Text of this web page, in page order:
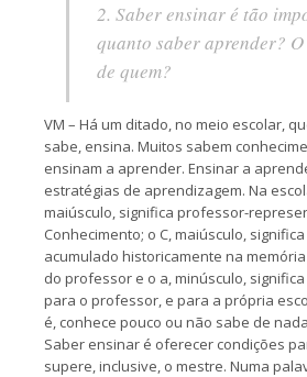
2. Saber ensinar é tão
quanto saber aprender? O
de quem?
VM – Há um ditado, no meio escolar,
sabe, ensina. Muitos sabem
ensinam a aprender. Ensinar a
estratégias de aprendizagem. Na
maiúsculo, significa professor-
Conhecimento; o C, maiúsculo,
acumulado historicamente na
do professor e o a, minúsculo,
para o professor, e para a própria
é, conhece pouco ou não sabe de
Saber ensinar é oferecer condições
supere, inclusive, o mestre. Numa